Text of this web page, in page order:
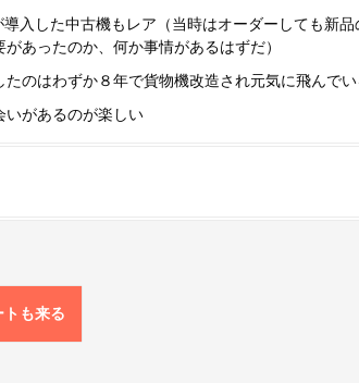
入した中古機もレア（当時はオーダーしても新
があったのか、何か事情があるはずだ）
たのはわずか８年で貨物機改造され元気に飛んでい
いがあるのが楽しい
トも来る